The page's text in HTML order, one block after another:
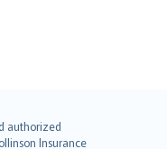
authorized
Insurance